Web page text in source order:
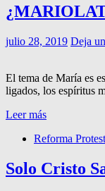
julio 28, 2019 Deja
El tema de María es
ligados, los espíritus
Leer más
Reforma
Solo Cristo